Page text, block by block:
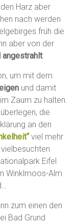
den Harz aber
nach werden
früh die
aber von der
angestrahlt.
um mit dem
und damit
im Zaum zu halten.
die
an den
viel mehr
Eifel
Winklmoos-Alm
zum einen den
Bad Grund